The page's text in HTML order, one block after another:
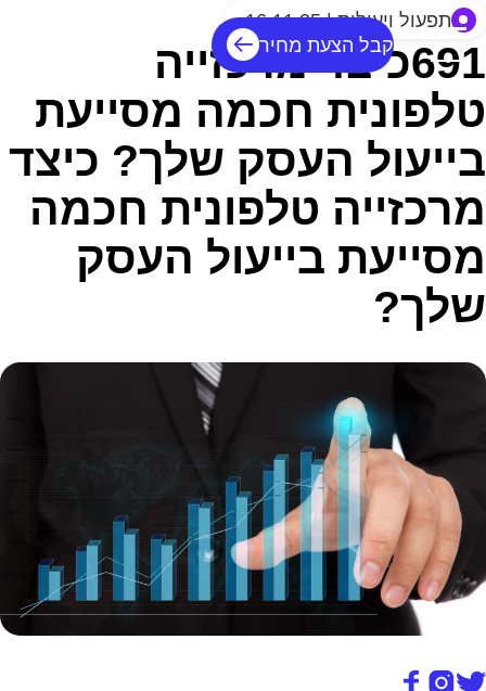
קבל הצעת מחיר
תפעול ויעילות | 16.11.25
691כיצד מרכזייה
טלפונית חכמה מסייעת
בייעול העסק שלך? כיצד
מרכזייה טלפונית חכמה
מסייעת בייעול העסק
שלך?